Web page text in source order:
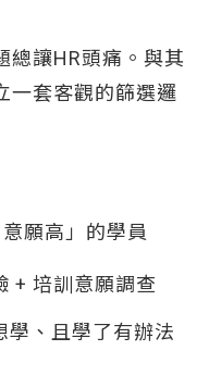
總讓HR頭痛。與其
一套客觀的篩選邏
願高」的學員
+ 培訓意願調查
學、且學了有辦法